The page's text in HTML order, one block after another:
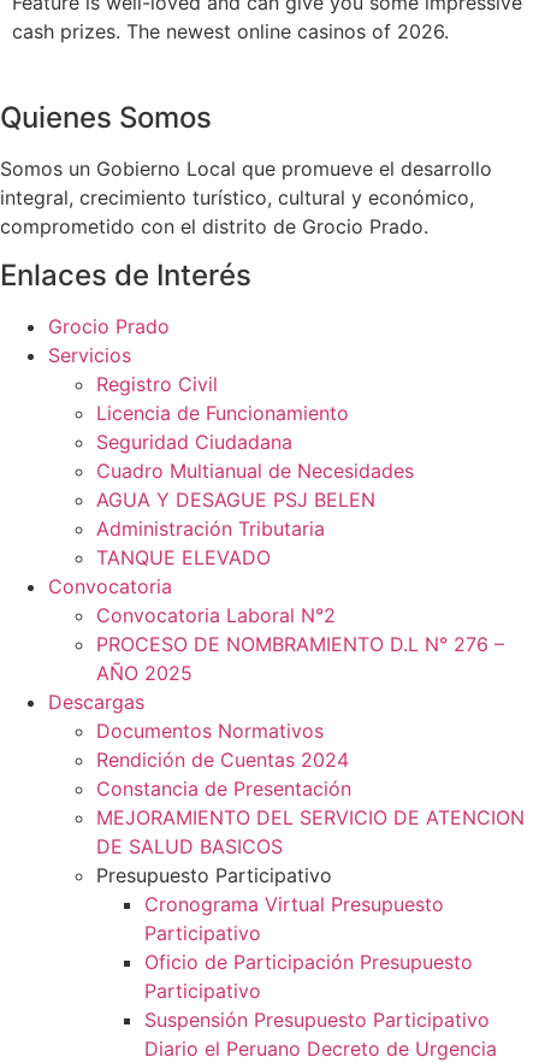
cash prizes. The newest online casinos of 2026.
Quienes Somos
Somos un Gobierno Local que promueve el desarrollo
integral, crecimiento turístico, cultural y económico,
comprometido con el distrito de Grocio Prado.
Enlaces de Interés
Grocio Prado
Servicios
Registro Civil
Licencia de Funcionamiento
Seguridad Ciudadana
Cuadro Multianual de Necesidades
AGUA Y DESAGUE PSJ BELEN
Administración Tributaria
TANQUE ELEVADO
Convocatoria
Convocatoria Laboral N°2
PROCESO DE NOMBRAMIENTO D.L N° 276 –
AÑO 2025
Descargas
Documentos Normativos
Rendición de Cuentas 2024
Constancia de Presentación
MEJORAMIENTO DEL SERVICIO DE ATENCION
DE SALUD BASICOS
Presupuesto Participativo
Cronograma Virtual Presupuesto
Participativo
Oficio de Participación Presupuesto
Participativo
Suspensión Presupuesto Participativo
Diario el Peruano Decreto de Urgencia